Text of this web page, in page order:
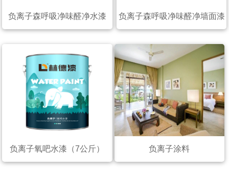
负离子森呼吸净味醛净水漆
（20公斤）
负离子森呼吸净味醛净墙面漆
负离子氧吧水漆（7公斤） 负离子涂料